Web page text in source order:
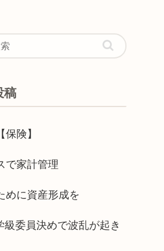
稿
険】
で家計管理
めに資産形成を
級委員決めで波乱が起き